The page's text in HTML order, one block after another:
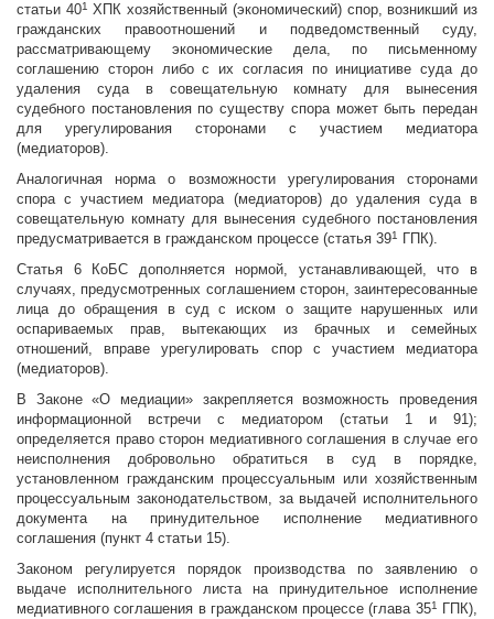
статьи 401 ХПК хозяйственный (экономический) спор, возникший из
гражданских правоотношений и подведомственный суду,
рассматривающему экономические дела, по письменному
соглашению сторон либо с их согласия по инициативе суда до
удаления суда в совещательную комнату для вынесения
судебного постановления по существу спора может быть передан
для урегулирования сторонами с участием медиатора
(медиаторов).
Аналогичная норма о возможности урегулирования сторонами
спора с участием медиатора (медиаторов) до удаления суда в
совещательную комнату для вынесения судебного постановления
предусматривается в гражданском процессе (статья 391
ГПК).
Статья 6 КоБС дополняется нормой, устанавливающей, что в
случаях, предусмотренных соглашением сторон, заинтересованные
лица до обращения в суд с иском о защите нарушенных или
оспариваемых прав, вытекающих из брачных и семейных
отношений, вправе урегулировать спор с участием медиатора
(медиаторов).
В Законе «О медиации» закрепляется возможность проведения
информационной встречи с медиатором (статьи 1 и 91);
определяется право сторон медиативного соглашения в случае его
неисполнения добровольно обратиться в суд в порядке,
установленном гражданским процессуальным или хозяйственным
процессуальным законодательством, за выдачей исполнительного
документа на принудительное исполнение медиативного
соглашения (пункт 4 статьи 15).
Законом регулируется порядок производства по заявлению о
выдаче исполнительного листа на принудительное исполнение
медиативного соглашения в гражданском процессе (глава 351
ГПК),